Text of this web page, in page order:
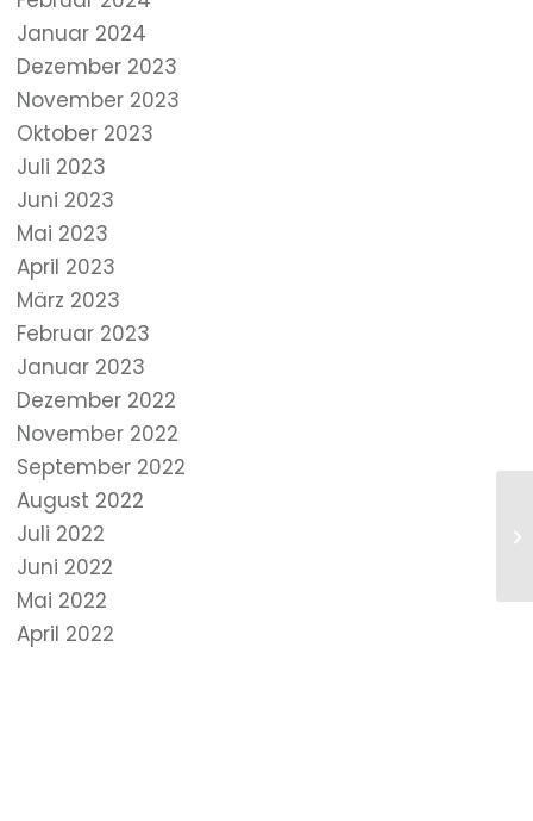
Januar 2024
Dezember 2023
November 2023
Oktober 2023
Juli 2023
Juni 2023
Mai 2023
April 2023
März 2023
Februar 2023
Januar 2023
Dezember 2022
November 2022
September 2022
August 2022
Juli 2022
Juni 2022
Mai 2022
April 2022